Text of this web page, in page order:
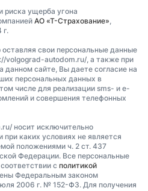
риска ущерба угона
АО «Т-Страхование»
г.
свои персональные данные
volgograd-autodom.ru/, а также при
данном сайте, Вы даете согласие на
персональных данных в
числе для реализации sms- и e-
и совершения телефонных
носит исключительно
каких условиях не является
положениями ч. 2 ст. 437
Федерации. Все персональные
с политикой
Федеральным законом
2006 г. № 152-ФЗ. Для получения